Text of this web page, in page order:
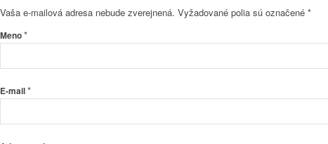
Vaša e-mailová adresa nebude zverejnená. Vyžadované polia sú označené *
Meno*
E-mail*